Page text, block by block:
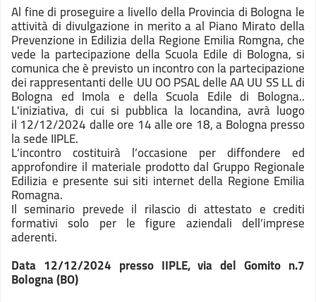
Al fine di proseguire a livello della Provincia di Bologna le
attività di divulgazione in merito a al Piano Mirato della
Prevenzione in Edilizia della Regione Emilia Romgna, che
vede la partecipazione della Scuola Edile di Bologna, si
comunica che è previsto un incontro con la partecipazione
dei rappresentanti delle UU OO PSAL delle AA UU SS LL di
Bologna ed Imola e della Scuola Edile di Bologna..
L'iniziativa, di cui si pubblica la locandina, avrà luogo
il 12/12/2024 dalle ore 14 alle ore 18, a Bologna presso
la sede IIPLE.
L’incontro costituirà l’occasione per diffondere ed
approfondire il materiale prodotto dal Gruppo Regionale
Edilizia e presente sui siti internet della Regione Emilia
Romagna.
Il seminario prevede il rilascio di attestato e crediti
formativi solo per le figure aziendali dell’imprese
aderenti.
Data 12/12/2024 presso IIPLE, via del Gomito n.7
Bologna (BO)